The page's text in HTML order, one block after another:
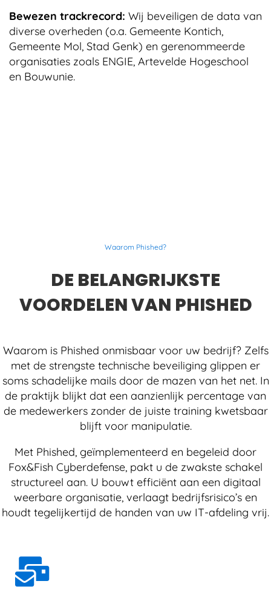
Bewezen trackrecord: Wij beveiligen de data van
diverse overheden (o.a. Gemeente Kontich,
Gemeente Mol, Stad Genk) en gerenommeerde
organisaties zoals ENGIE, Artevelde Hogeschool
en Bouwunie.
Waarom Phished?
DE BELANGRIJKSTE
VOORDELEN VAN PHISHED
Waarom is Phished onmisbaar voor uw bedrijf? Zelfs
met de strengste technische beveiliging glippen er
soms schadelijke mails door de mazen van het net. In
de praktijk blijkt dat een aanzienlijk percentage van
de medewerkers zonder de juiste training kwetsbaar
blijft voor manipulatie.
Met Phished, geïmplementeerd en begeleid door
Fox&Fish Cyberdefense, pakt u de zwakste schakel
structureel aan. U bouwt efficiënt aan een digitaal
weerbare organisatie, verlaagt bedrijfsrisico’s en
houdt tegelijkertijd de handen van uw IT-afdeling vrij.